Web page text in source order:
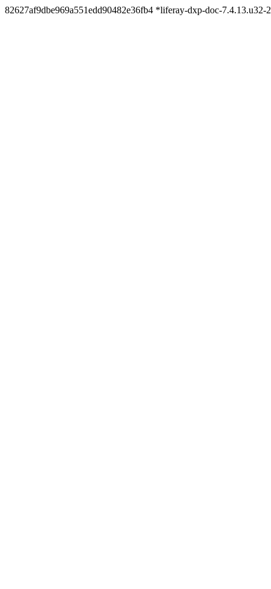
82627af9dbe969a551edd90482e36fb4 *liferay-dxp-doc-7.4.13.u32-